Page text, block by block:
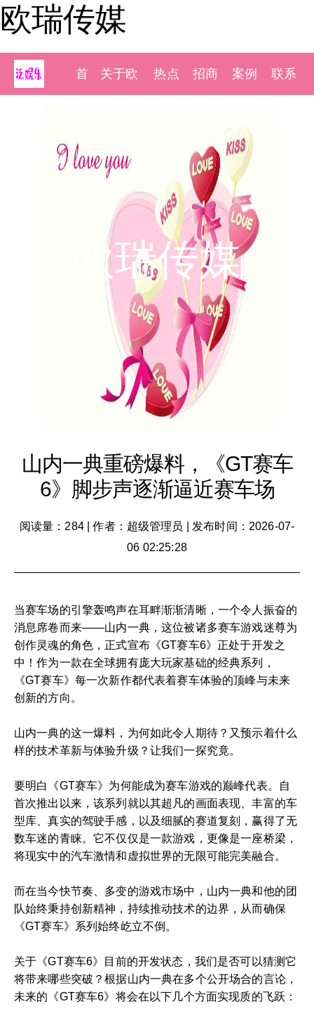
欧瑞传媒
首
关于欧
热点
招商
案例
联系
欧瑞传媒
山内一典重磅爆料，《GT赛车
6》脚步声逐渐逼近赛车场
阅读量：284|作者：超级管理员
发布时间：2026-07-
06 02:25:28
当赛车场的引擎轰鸣声在耳畔渐渐清晰，一个令人振奋的
消息席卷而来——山内一典，这位被诸多赛车游戏迷尊为
创作灵魂的角色，正式宣布《GT赛车6》正处于开发之
中！作为一款在全球拥有庞大玩家基础的经典系列，
《GT赛车》每一次新作都代表着赛车体验的顶峰与未来
创新的方向。
山内一典的这一爆料，为何如此令人期待？又预示着什么
样的技术革新与体验升级？让我们一探究竟。
要明白《GT赛车》为何能成为赛车游戏的巅峰代表。自
首次推出以来，该系列就以其超凡的画面表现、丰富的车
型库、真实的驾驶手感，以及细腻的赛道复刻，赢得了无
数车迷的青睐。它不仅仅是一款游戏，更像是一座桥梁，
将现实中的汽车激情和虚拟世界的无限可能完美融合。
而在当今快节奏、多变的游戏市场中，山内一典和他的团
队始终秉持创新精神，持续推动技术的边界，从而确保
《GT赛车》系列始终屹立不倒。
关于《GT赛车6》目前的开发状态，我们是否可以猜测它
将带来哪些突破？根据山内一典在多个公开场合的言论，
未来的《GT赛车6》将会在以下几个方面实现质的飞跃：